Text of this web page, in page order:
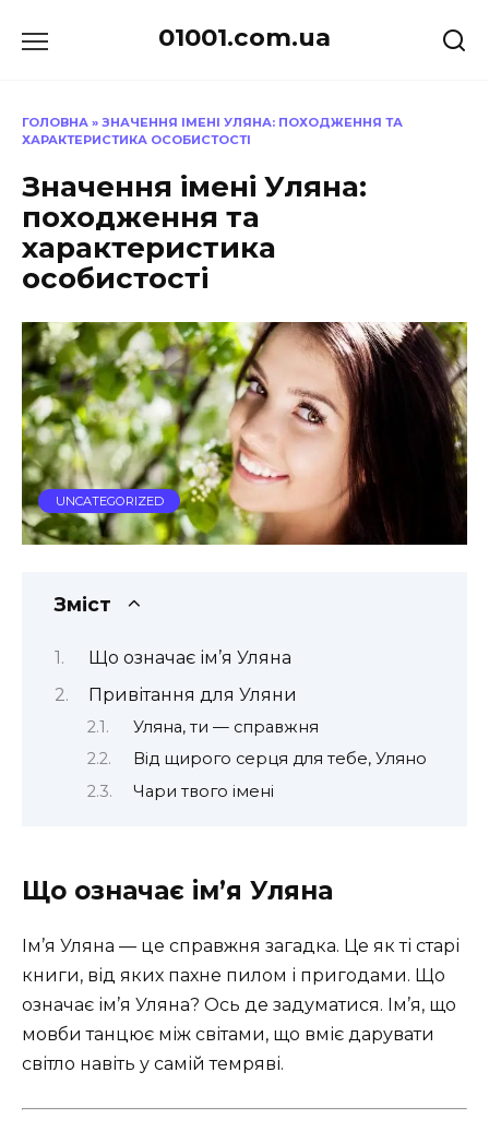
до
01001.com.ua
ГОЛОВНА » ЗНАЧЕННЯ ІМЕНІ УЛЯНА: ПОХОДЖЕННЯ ТА
ХАРАКТЕРИСТИКА ОСОБИСТОСТІ
Значення імені Уляна:
походження та
характеристика
особистості
UNCATEGORIZED
Зміст
Що означає ім’я Уляна
Привітання для Уляни
Уляна, ти — справжня
Від щирого серця для тебе, Уляно
Чари твого імені
Що означає ім’я Уляна
Ім’я Уляна — це справжня загадка. Це як ті старі
книги, від яких пахне пилом і пригодами. Що
означає ім’я Уляна? Ось де задуматися. Ім’я, що
мовби танцює між світами, що вміє дарувати
світло навіть у самій темряві.